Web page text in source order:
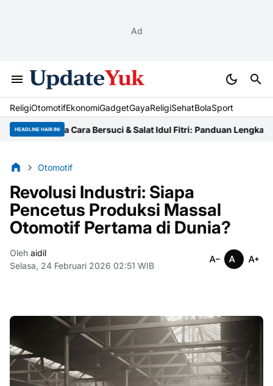
Ad
ReligiOtomotifEkonomiGadgetGayaReligiSehatBolaSport
HEADLINE HARI INI
Tata Cara Bersuci & Salat Idul Fitri: Panduan Lengkap Ustaz
Otomotif
Revolusi Industri: Siapa
Pencetus Produksi Massal
Otomotif Pertama di Dunia?
Oleh aidil
Selasa, 24 Februari 2026 02:51 WIB